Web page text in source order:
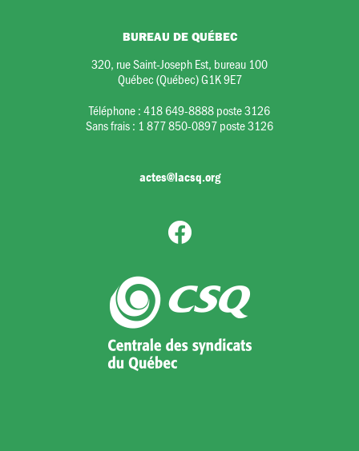
BUREAU DE QUÉBEC
320, rue Saint-Joseph Est, bureau 100
Québec (Québec) G1K 9E7
Téléphone :418 649-8888 poste 3126
Sans frais : 1 877 850-0897 poste 3126
actes@lacsq.org